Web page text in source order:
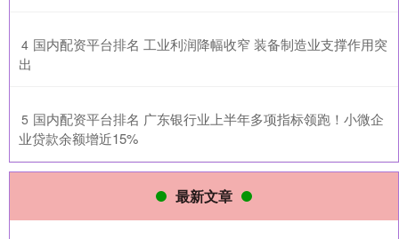
4 ​国内配资平台排名 工业利润降幅收窄 装备制造业支撑作用突
出
5 ​国内配资平台排名 广东银行业上半年多项指标领跑！小微企
业贷款余额增近15%
最新文章